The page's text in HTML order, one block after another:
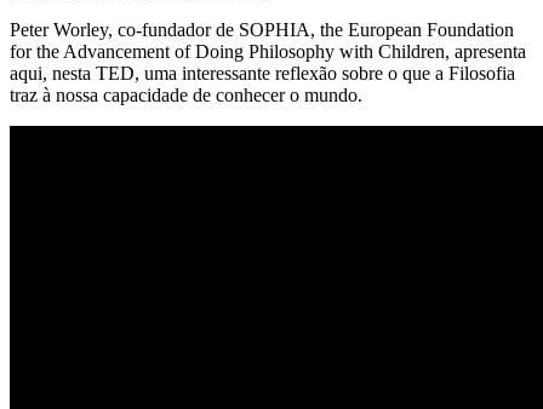
Peter Worley, co-fundador de SOPHIA, the European Foundation
for the Advancement of Doing Philosophy with Children, apresenta
aqui, nesta TED, uma interessante reflexão sobre o que a Filosofia
traz à nossa capacidade de conhecer o mundo.